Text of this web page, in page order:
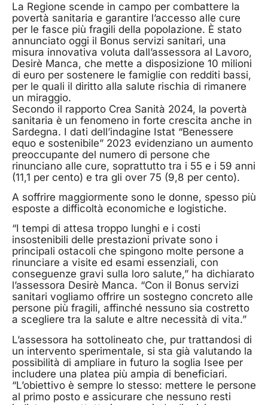
La Regione scende in campo per combattere la
povertà sanitaria e garantire l’accesso alle cure
per le fasce più fragili della popolazione. È stato
annunciato oggi il Bonus servizi sanitari, una
misura innovativa voluta dall’assessora al Lavoro,
Desirè Manca, che mette a disposizione 10 milioni
di euro per sostenere le famiglie con redditi bassi,
per le quali il diritto alla salute rischia di rimanere
un miraggio.
Secondo il rapporto Crea Sanità 2024, la povertà
sanitaria è un fenomeno in forte crescita anche in
Sardegna. I dati dell’indagine Istat “Benessere
equo e sostenibile” 2023 evidenziano un aumento
preoccupante del numero di persone che
rinunciano alle cure, soprattutto tra i 55 e i 59 anni
(11,1 per cento) e tra gli over 75 (9,8 per cento).
A soffrire maggiormente sono le donne, spesso più
esposte a difficoltà economiche e logistiche.
“I tempi di attesa troppo lunghi e i costi
insostenibili delle prestazioni private sono i
principali ostacoli che spingono molte persone a
rinunciare a visite ed esami essenziali, con
conseguenze gravi sulla loro salute,” ha dichiarato
l’assessora Desirè Manca. “Con il Bonus servizi
sanitari vogliamo offrire un sostegno concreto alle
persone più fragili, affinché nessuno sia costretto
a scegliere tra la salute e altre necessità di vita.”
L’assessora ha sottolineato che, pur trattandosi di
un intervento sperimentale, si sta già valutando la
possibilità di ampliare in futuro la soglia Isee per
includere una platea più ampia di beneficiari.
“L’obiettivo è sempre lo stesso: mettere le persone
al primo posto e assicurare che nessuno resti